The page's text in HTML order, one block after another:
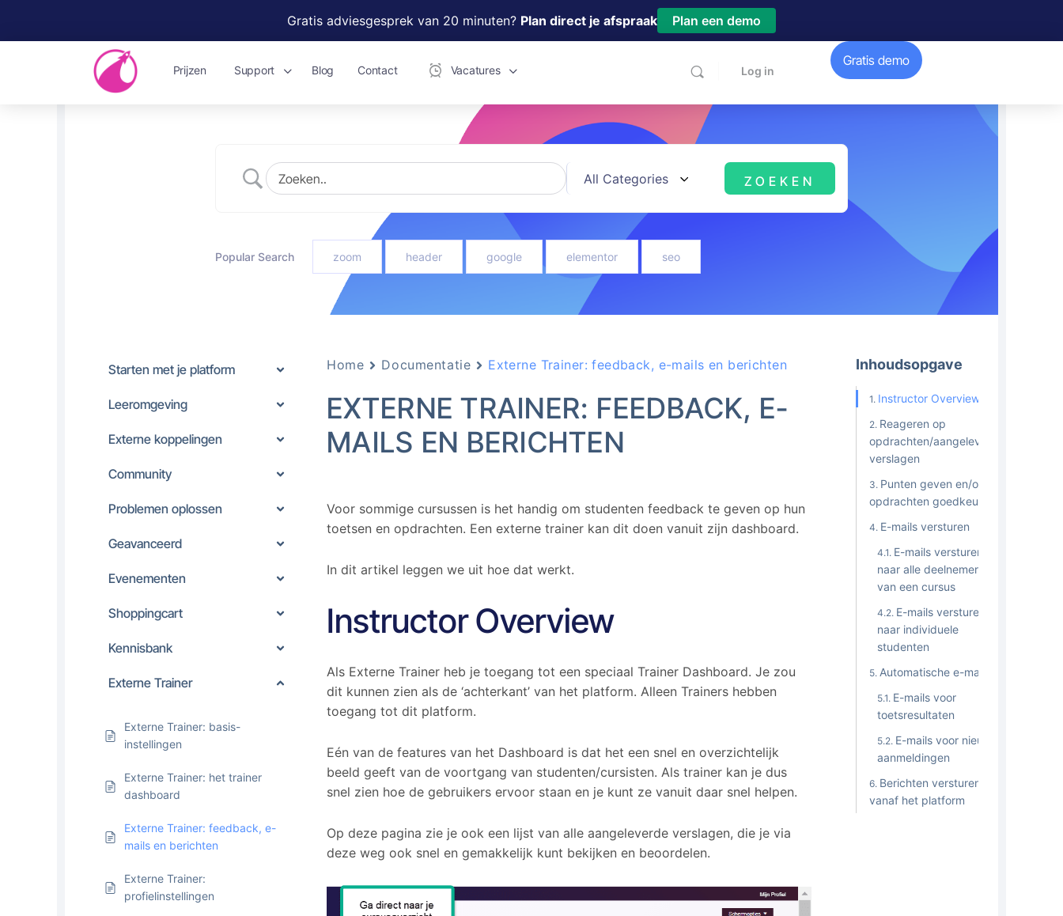
Gratis adviesgesprek van 20 minuten? Plan direct je afspraak Plan een demo
Prijzen Support Blog Contact Vacatures Log in
Gratis demo
Popular Search zoom header google elementor seo
Starten met je platform
Leeromgeving
Externe koppelingen
Community
Problemen oplossen
Geavanceerd
Evenementen
Shoppingcart
Kennisbank
Externe Trainer
Externe Trainer: basis-
instellingen
Externe Trainer: het trainer
dashboard
Externe Trainer: feedback, e-
mails en berichten
Externe Trainer:
profielinstellingen
Home Documentatie Externe Trainer: feedback, e-mails en berichten
EXTERNE TRAINER: FEEDBACK, E-
MAILS EN BERICHTEN
Voor sommige cursussen is het handig om studenten feedback te geven op hun
toetsen en opdrachten. Een externe trainer kan dit doen vanuit zijn dashboard.
In dit artikel leggen we uit hoe dat werkt.
Instructor Overview
Als Externe Trainer heb je toegang tot een speciaal Trainer Dashboard. Je zou
dit kunnen zien als de ‘achterkant’ van het platform. Alleen Trainers hebben
toegang tot dit platform.
Eén van de features van het Dashboard is dat het een snel en overzichtelijk
beeld geeft van de voortgang van studenten/cursisten. Als trainer kan je dus
snel zien hoe de gebruikers ervoor staan en je kunt ze vanuit daar snel helpen.
Op deze pagina zie je ook een lijst van alle aangeleverde verslagen, die je via
deze weg ook snel en gemakkelijk kunt bekijken en beoordelen.
Inhoudsopgave
Instructor Overview
Reageren op
opdrachten/aangeleverde
verslagen
Punten geven en/of
opdrachten goedkeuren
E-mails versturen
E-mails versturen
naar alle deelnemers
van een cursus
E-mails versturen
naar individuele
studenten
Automatische e-mails
E-mails voor
toetsresultaten
E-mails voor nieuwe
aanmeldingen
Berichten versturen
vanaf het platform